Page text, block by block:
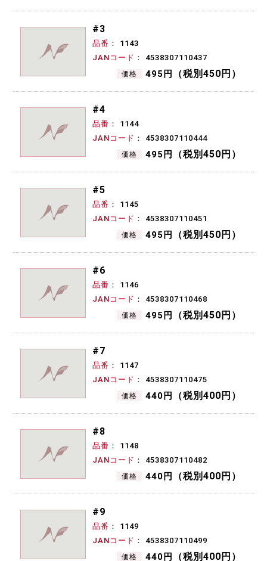
#3
品番
1143
JANコード
4538307110437
価格 495円 （税別450円）
#4
品番
1144
JANコード
4538307110444
価格 495円 （税別450円）
#5
品番
1145
JANコード
4538307110451
価格 495円 （税別450円）
#6
品番
1146
JANコード
4538307110468
価格 495円 （税別450円）
#7
品番
1147
JANコード
4538307110475
価格 440円 （税別400円）
#8
品番
1148
JANコード
4538307110482
価格 440円 （税別400円）
#9
品番
1149
JANコード
4538307110499
価格 440円 （税別400円）